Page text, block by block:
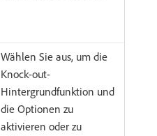
Wählen Sie aus, um die
Knock-out-
Hintergrundfunktion und
die Optionen zu
aktivieren oder zu